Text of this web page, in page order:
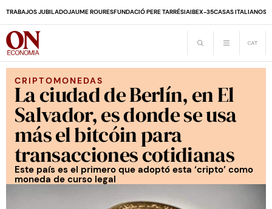
TRABAJOS JUBILADOJAUME ROURESFUNDACIÓ PERE TARRÉSIAIBEX-35CASAS ITALIANOS
CRIPTOMONEDAS
La ciudad de Berlín, en El
Salvador, es donde se usa
más el bitcóin para
transacciones cotidianas
Este país es el primero que adoptó esta ‘cripto’ como
moneda de curso legal